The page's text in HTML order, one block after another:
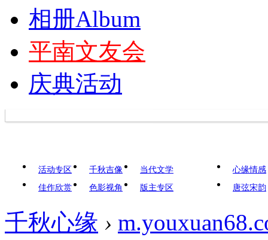
相册Album
平南文友会
庆典活动
活动专区 千秋吉像
当代文学
佳作欣赏
色影视角 版主专区
心缘情感
唐弦宋韵
千秋心缘 ›